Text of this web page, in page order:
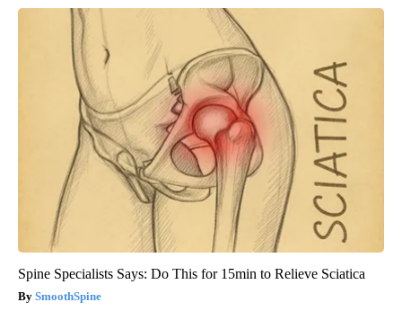
Spine Specialists Says: Do This for 15min to Relieve Sciatica
SmoothSpine